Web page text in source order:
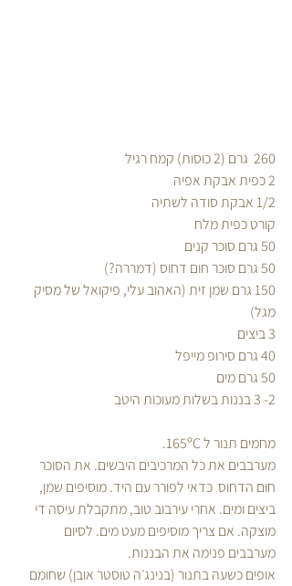
260  גרם (2 כוסות) קמח רגיל
2 כפית אבקת אפיה
1/2 אבקת סודה לשתיה
קורט כפית מלח
50 גרם סוכר קנים
50 גרם סוכר חום דחוס (דמררה?)
150 גרם שמן זית (האהוב עלי, פיקואל של מסיק
מגל)
3 ביצים
40 גרם סירופ מייפל
50 גרם מים
2- 3 בננות בשלות מעוכות היטב
מחמים תנור ל 165ºC.
מערבבים את כל המרכיבים היבשים. את הסוכר
חום הדחוס  כדאי לפורר עם היד. מוסיפים שמן,
ביצים ומים. אחרי עירבוב טוב, מתקבלת עיסה די
מוצקה. אם צריך מוסיפים מעט מים. לסיום
מערבבים פנימה את הבננות.
אופים כשעה בתנור (בנינג׳ה טוסטר אובן) שחומם